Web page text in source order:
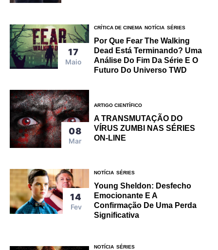
17
Maio
CRÍTICA DE CINEMA NOTÍCIA SÉRIES
Por Que Fear The Walking
Dead Está Terminando? Uma
Análise Do Fim Da Série E O
Futuro Do Universo TWD
08
Mar
ARTIGO CIENTÍFICO
A TRANSMUTAÇÃO DO
VÍRUS ZUMBI NAS SÉRIES
ON-LINE
14
Fev
NOTÍCIA SÉRIES
Young Sheldon: Desfecho
Emocionante E A
Confirmação De Uma Perda
Significativa
NOTÍCIA SÉRIES